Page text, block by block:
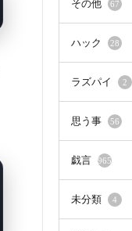
その他 67
ハック 28
ラズパイ 2
思う事 56
戯言 965
未分類 4